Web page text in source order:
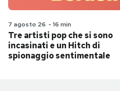
7 agosto 26 - 16 min
Tre artisti pop che si sono
incasinati e un Hitch di
spionaggio sentimentale